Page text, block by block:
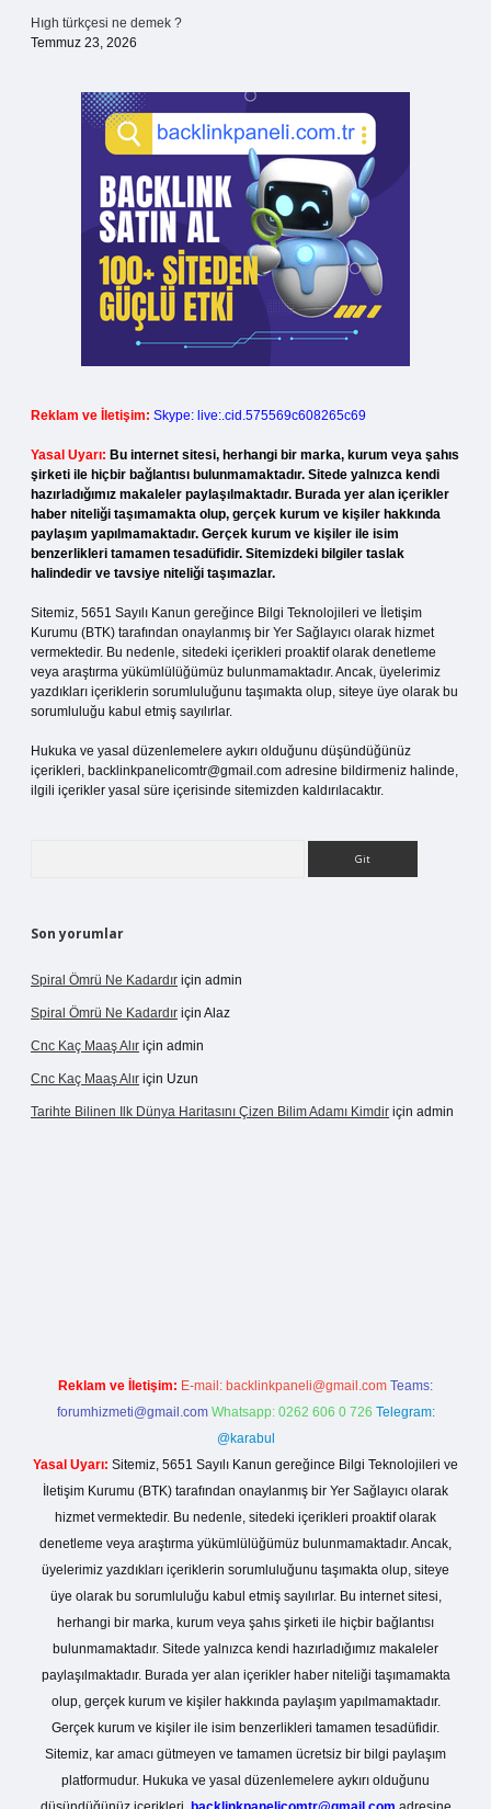
Hıgh türkçesi ne demek ?
Temmuz 23, 2026
Reklam ve İletişim: Skype: live:.cid.575569c608265c69
Yasal Uyarı: Bu internet sitesi, herhangi bir marka, kurum veya şahıs
şirketi ile hiçbir bağlantısı bulunmamaktadır. Sitede yalnızca kendi
hazırladığımız makaleler paylaşılmaktadır. Burada yer alan içerikler
haber niteliği taşımamakta olup, gerçek kurum ve kişiler hakkında
paylaşım yapılmamaktadır. Gerçek kurum ve kişiler ile isim
benzerlikleri tamamen tesadüfidir. Sitemizdeki bilgiler taslak
halindedir ve tavsiye niteliği taşımazlar.
Sitemiz, 5651 Sayılı Kanun gereğince Bilgi Teknolojileri ve İletişim
Kurumu (BTK) tarafından onaylanmış bir Yer Sağlayıcı olarak hizmet
vermektedir. Bu nedenle, sitedeki içerikleri proaktif olarak denetleme
veya araştırma yükümlülüğümüz bulunmamaktadır. Ancak, üyelerimiz
yazdıkları içeriklerin sorumluluğunu taşımakta olup, siteye üye olarak bu
sorumluluğu kabul etmiş sayılırlar.
Hukuka ve yasal düzenlemelere aykırı olduğunu düşündüğünüz
içerikleri, backlinkpanelicomtr@gmail.com adresine bildirmeniz halinde,
ilgili içerikler yasal süre içerisinde sitemizden kaldırılacaktır.
Son yorumlar
Spiral Ömrü Ne Kadardır için admin
Spiral Ömrü Ne Kadardır için Alaz
Cnc Kaç Maaş Alır için admin
Cnc Kaç Maaş Alır için Uzun
Tarihte Bilinen Ilk Dünya Haritasını Çizen Bilim Adamı Kimdir için admin
Reklam ve İletişim: E-mail: backlinkpaneli@gmail.com Teams:
forumhizmeti@gmail.com Whatsapp: 0262 606 0 726 Telegram:
@karabul
Yasal Uyarı: Sitemiz, 5651 Sayılı Kanun gereğince Bilgi Teknolojileri ve
İletişim Kurumu (BTK) tarafından onaylanmış bir Yer Sağlayıcı olarak
hizmet vermektedir. Bu nedenle, sitedeki içerikleri proaktif olarak
denetleme veya araştırma yükümlülüğümüz bulunmamaktadır. Ancak,
üyelerimiz yazdıkları içeriklerin sorumluluğunu taşımakta olup, siteye
üye olarak bu sorumluluğu kabul etmiş sayılırlar. Bu internet sitesi,
herhangi bir marka, kurum veya şahıs şirketi ile hiçbir bağlantısı
bulunmamaktadır. Sitede yalnızca kendi hazırladığımız makaleler
paylaşılmaktadır. Burada yer alan içerikler haber niteliği taşımamakta
olup, gerçek kurum ve kişiler hakkında paylaşım yapılmamaktadır.
Gerçek kurum ve kişiler ile isim benzerlikleri tamamen tesadüfidir.
Sitemiz, kar amacı gütmeyen ve tamamen ücretsiz bir bilgi paylaşım
platformudur. Hukuka ve yasal düzenlemelere aykırı olduğunu